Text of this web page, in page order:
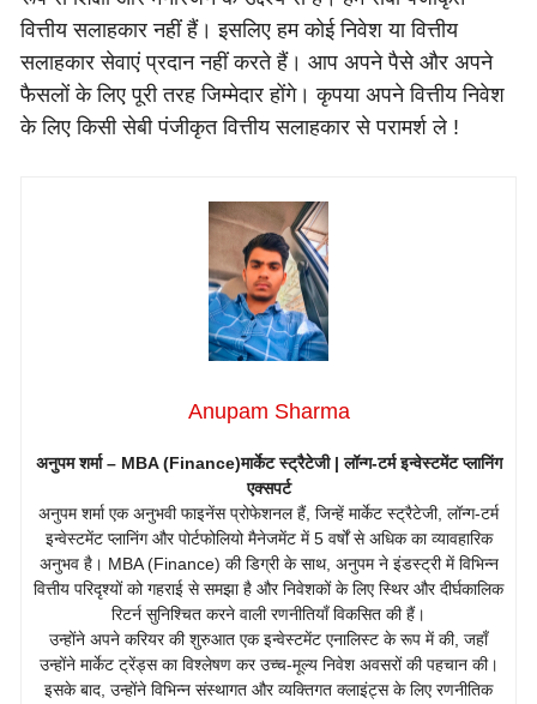
वित्तीय सलाहकार नहीं हैं। इसलिए हम कोई निवेश या वित्तीय
सलाहकार सेवाएं प्रदान नहीं करते हैं। आप अपने पैसे और अपने
फैसलों के लिए पूरी तरह जिम्मेदार होंगे। कृपया अपने वित्तीय निवेश
के लिए किसी सेबी पंजीकृत वित्तीय सलाहकार से परामर्श ले !
Anupam Sharma
अनुपम शर्मा – MBA (Finance)मार्केट स्ट्रैटेजी | लॉन्ग-टर्म इन्वेस्टमेंट प्लानिंग
एक्सपर्ट
अनुपम शर्मा एक अनुभवी फाइनेंस प्रोफेशनल हैं, जिन्हें मार्केट स्ट्रैटेजी, लॉन्ग-टर्म
इन्वेस्टमेंट प्लानिंग और पोर्टफोलियो मैनेजमेंट में 5 वर्षों से अधिक का व्यावहारिक
अनुभव है। MBA (Finance) की डिग्री के साथ, अनुपम ने इंडस्ट्री में विभिन्न
वित्तीय परिदृश्यों को गहराई से समझा है और निवेशकों के लिए स्थिर और दीर्घकालिक
रिटर्न सुनिश्चित करने वाली रणनीतियाँ विकसित की हैं।
उन्होंने अपने करियर की शुरुआत एक इन्वेस्टमेंट एनालिस्ट के रूप में की, जहाँ
उन्होंने मार्केट ट्रेंड्स का विश्लेषण कर उच्च-मूल्य निवेश अवसरों की पहचान की।
इसके बाद, उन्होंने विभिन्न संस्थागत और व्यक्तिगत क्लाइंट्स के लिए रणनीतिक